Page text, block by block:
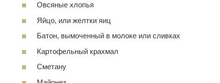
Овсяные хлопья
Яйцо, или желтки яиц
Батон, вымоченный в молоке или сливках
Картофельный крахмал
Сметану